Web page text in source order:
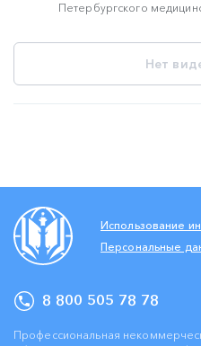
Петербургского
Нет
Использование
Персональные
8 800 505 78 78
Профессиональная